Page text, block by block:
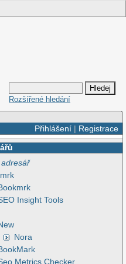
Rozšířené hledání
Přihlášení| Registrace
Insight Tools
Nora
Metrics Checker